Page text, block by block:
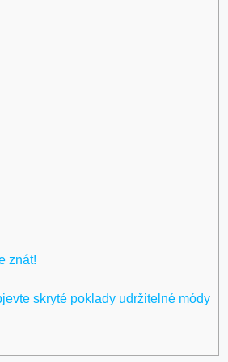
znát!
skryté poklady udržitelné módy